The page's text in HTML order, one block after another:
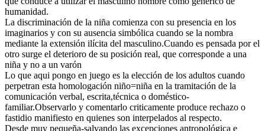
humanidad.
La discriminación de la niña comienza con su presencia en los
imaginarios y con su ausencia simbólica cuando se la nombra
mediante la extensión ilícita del masculino.Cuando es pensada por el
otro surge el deterioro de su posición real, que corresponde a una
niña y no a un varón
Lo que aqui pongo en juego es la elección de los adultos cuando
perpetran esta homologación niño=niña en la tramitación de la
comunicación verbal, escrita,técnica o doméstico-
familiar.Observarlo y comentarlo criticamente produce rechazo o
fastidio manifiesto en quienes son interpelados al respecto.
Desde muy pequeña-salvando las excepciones antropológica e